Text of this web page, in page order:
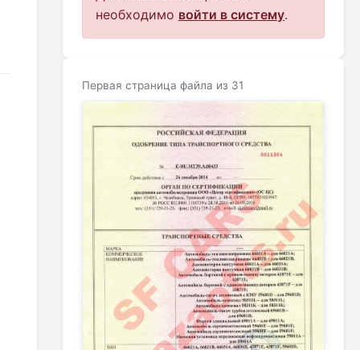
необходимо войти в систему.
Первая страница файла из 31